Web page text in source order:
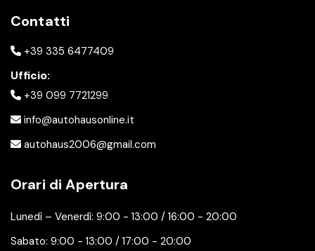
Contatti
+39 335 6477409
Ufficio:
+39 099 7721299
info@autohausonline.it
autohaus2006@gmail.com
Orari di Apertura
Lunedì – Venerdì: 9:00 - 13:00 / 16:00 - 20:00
Sabato: 9:00 - 13:00 / 17:00 - 20:00